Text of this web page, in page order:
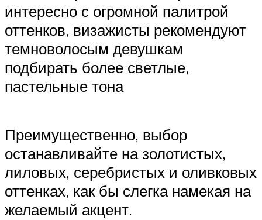
интересно с огромной палитрой
оттенков, визажисты рекомендуют
темноволосым девушкам
подбирать более светлые,
пастельные тона
Преимущественно, выбор
останавливайте на золотистых,
лиловых, серебристых и оливковых
оттенках, как бы слегка намекая на
желаемый акцент.